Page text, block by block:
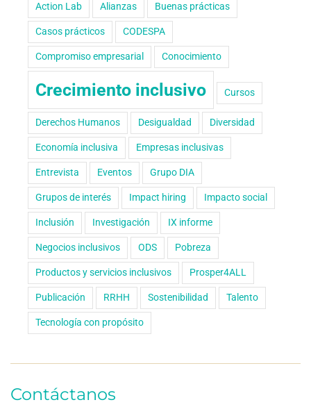
Action Lab Alianzas Buenas prácticas
Casos prácticos CODESPA
Compromiso empresarial Conocimiento
Crecimiento inclusivo Cursos
Derechos Humanos Desigualdad Diversidad
Economía inclusiva Empresas inclusivas
Entrevista Eventos Grupo DIA
Grupos de interés Impact hiring Impacto social
Inclusión Investigación IX informe
Negocios inclusivos ODS Pobreza
Productos y servicios inclusivos Prosper4ALL
Publicación RRHH Sostenibilidad Talento
Tecnología con propósito
Contáctanos